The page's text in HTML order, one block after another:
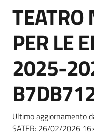
PER LE
2025-
Ultimo aggiornamento
SATER: 26/02/2026